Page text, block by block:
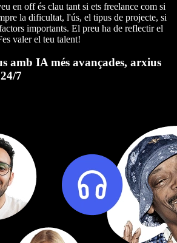
en off és clau tant si ets freelance com si
la dificultat, l'ús, el tipus de projecte, si
importants. El preu ha de reflectir el
valer el teu talent!
amb IA més avançades, arxius
7